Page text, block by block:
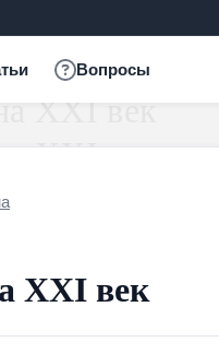
Вопросы
ХХI век